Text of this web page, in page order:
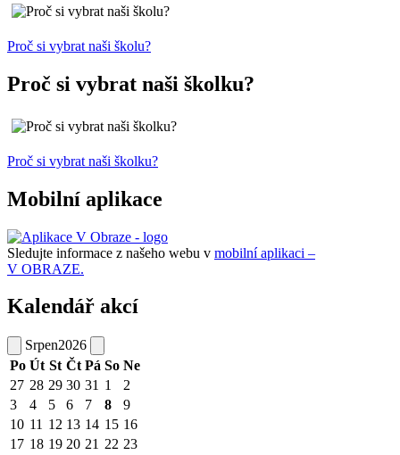
Proč si vybrat naši školu?
Proč si vybrat naši školku?
Proč si vybrat naši školku?
Mobilní aplikace
Sledujte informace z našeho webu v mobilní aplikaci –
V OBRAZE.
Kalendář akcí
Srpen2026
Po Út St Čt Pá So Ne
27 28 29 30 31 1
2
3
4 5 6 7 8
9
10 11 12 13 14 15 16
17 18 19 20 21 22 23